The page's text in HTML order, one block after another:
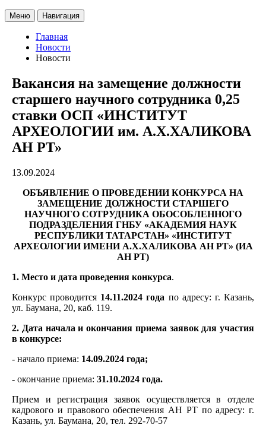
Меню Навигация
Главная
Новости
Новости
Вакансия на замещение должности
старшего научного сотрудника 0,25
ставки ОСП «ИНСТИТУТ
АРХЕОЛОГИИ им. А.Х.ХАЛИКОВА
АН РТ»
13.09.2024
ОБЪЯВЛЕНИЕ О ПРОВЕДЕНИИ КОНКУРСА НА
ЗАМЕЩЕНИЕ ДОЛЖНОСТИСТАРШЕГО
НАУЧНОГО СОТРУДНИКА ОБОСОБЛЕННОГО
ПОДРАЗДЕЛЕНИЯ ГНБУ «АКАДЕМИЯ НАУК
РЕСПУБЛИКИ ТАТАРСТАН» «ИНСТИТУТ
АРХЕОЛОГИИ ИМЕНИ А.Х.ХАЛИКОВА АН РТ» (ИА
АН РТ)
1. Место и дата проведения конкурса.
Конкурс проводится 14.11.2024 года по адресу: г. Казань,
ул. Баумана, 20, каб. 119.
2. Дата начала и окончания приема заявок для участия
в конкурсе:
- начало приема: 14.09.2024 года;
- окончание приема: 31.10.2024 года.
Прием и регистрация заявок осуществляется в отделе
кадрового и правового обеспечения АН РТ по адресу: г.
Казань, ул. Баумана, 20, тел. 292-70-57